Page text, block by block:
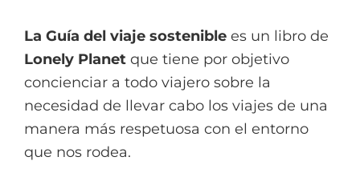
La Guía del viaje sostenible es un libro de
Lonely Planet que tiene por objetivo
concienciar a todo viajero sobre la
necesidad de llevar cabo los viajes de una
manera más respetuosa con el entorno
que nos rodea.